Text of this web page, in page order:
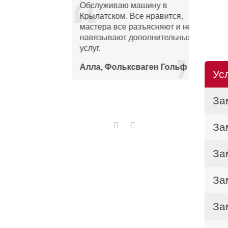
Обслуживаю машину в
Крылатском. Все нравится,
мастера все разъясняют и не
навязывают дополнительных
услуг.
Алла, Фольксваген Гольф